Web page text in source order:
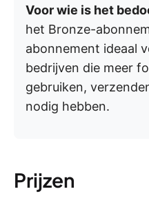
Voor wie is het
het Bronze-
abonnement ideaal
bedrijven die meer
gebruiken,
nodig hebben.
Prijzen